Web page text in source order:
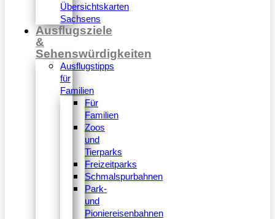
Übersichtskarten
Sachsens
Ausflugsziele
&
Sehenswürdigkeiten
Ausflugstipps
für
Familien
Für
Familien
Zoos
und
Tierparks
Freizeitparks
Schmalspurbahnen
Park-
und
Pioniereisenbahnen